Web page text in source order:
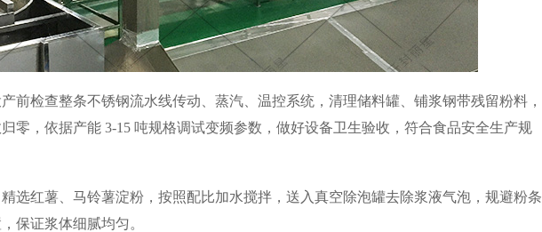
前检查整条不锈钢流水线传动、蒸汽、温控系统，清理储料罐、铺浆钢带残留粉料，
零，依据产能 3-15 吨规格调试变频参数，做好设备卫生验收，符合食品安全生产规
选红薯、马铃薯淀粉，按照配比加水搅拌，送入真空除泡罐去除浆液气泡，规避粉条
保证浆体细腻均匀。